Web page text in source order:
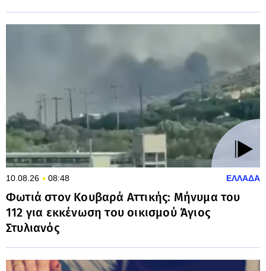
10.08.26 08:48 ΕΛΛΑΔΑ
Φωτιά στον Κουβαρά Αττικής: Μήνυμα του
112 για εκκένωση του οικισμού Άγιος
Στυλιανός